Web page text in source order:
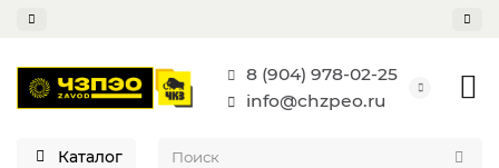
8 (904) 978-02-25
info@chzpeo.ru
Каталог